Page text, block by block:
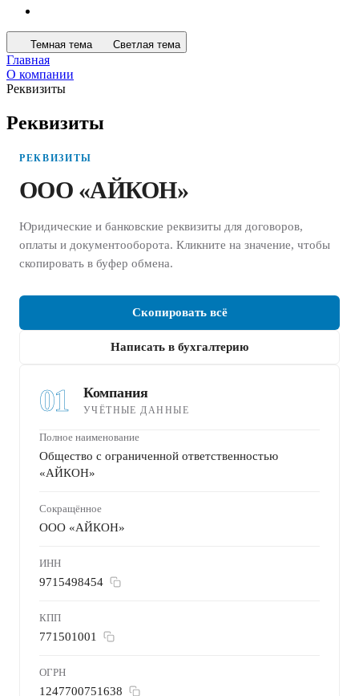
Темная тема Светлая тема
Главная
О компании
Реквизиты
Реквизиты
РЕКВИЗИТЫ
ООО «АЙКОН»
Юридические и банковские реквизиты для договоров,
оплаты и документооборота. Кликните на значение, чтобы
скопировать в буфер обмена.
Скопировать всё
Написать в бухгалтерию
01 Компания
УЧЁТНЫЕ ДАННЫЕ
Полное наименование
Общество с ограниченной ответственностью
«АЙКОН»
Сокращённое
ООО «АЙКОН»
ИНН
9715498454
КПП
771501001
ОГРН
1247700751638